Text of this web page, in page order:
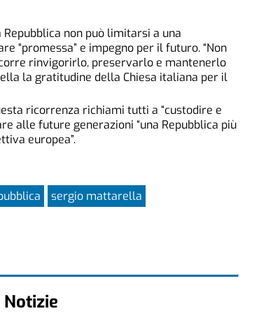
non può limitarsi a una
“promessa” e impegno per il futuro. “Non
rinvigorirlo, preservarlo e mantenerlo
la gratitudine della Chiesa italiana per il
ricorrenza richiami tutti a “custodire e
alle future generazioni “una Repubblica più
europea”.
sergio mattarella